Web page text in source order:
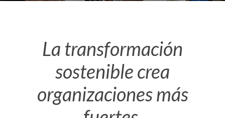
La transformación
sostenible crea
organizaciones más